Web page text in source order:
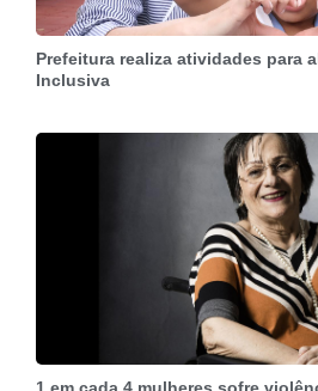
Prefeitura realiza atividades para
Inclusiva